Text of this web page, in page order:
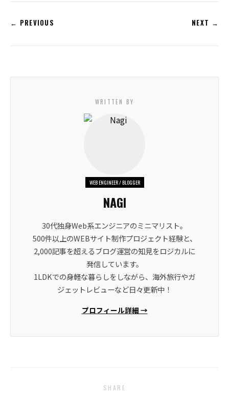
← PREVIOUS NEXT →
WRITTEN BY
WEB ENGINEER / BLOGGER
NAGI
30代独身Web系エンジニアのミニマリスト。
500件以上のWEBサイト制作プロジェクト経験と、
2,000記事を超えるブログ運営の知見をロジカルに
発信しています。
1LDKでの身軽な暮らしをしながら、海外旅行やガ
ジェットレビューなど日々更新中！
プロフィール詳細 →
SHARE